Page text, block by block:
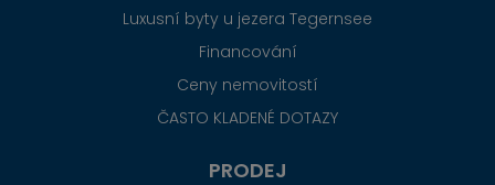
Luxusní byty u jezera Tegernsee
Financování
Ceny nemovitostí
ČASTO KLADENÉ DOTAZY
PRODEJ